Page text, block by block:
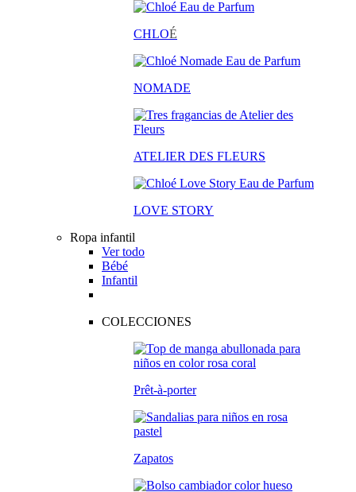
CHLOÉ
NOMADE
ATELIER DES FLEURS
LOVE STORY
Ropa infantil
Ver todo
Bébé
Infantil
COLECCIONES
Prêt-à-porter
Zapatos